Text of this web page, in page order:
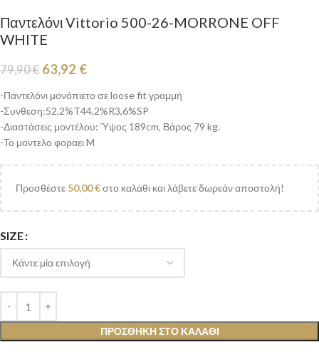
Παντελόνι Vittorio 500-26-MORRONE OFF
WHITE
79,90€ 63,92 €
-Παντελόνι μονόπιετο σε loose fit γραμμή
-Συνθεση:52,2%T44,2%R3,6%SP
-Διαστάσεις μοντέλου: Ύψος 189cm, Βάρος 79 kg.
-Το μοντελο φοραει M
Προσθέστε 50,00€στο καλάθι και λάβετε δωρεάν αποστολή!
SIZE
ΠΡΟΣΘΉΚΗ ΣΤΟ ΚΑΛΆΘΙ